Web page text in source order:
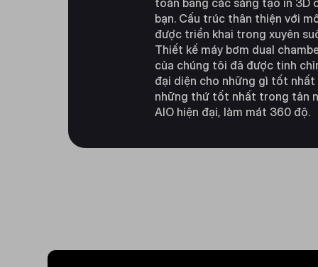
toàn bằng các sáng tạo in 3D
bạn. Cấu trúc thân thiện với
được triển khai trong xuyên
Thiết kế máy bơm dual
của chúng tôi đã được tinh
đại diện cho những gì tốt
những thứ tốt nhất trong tản
AIO hiện đại, làm mát 360 độ.